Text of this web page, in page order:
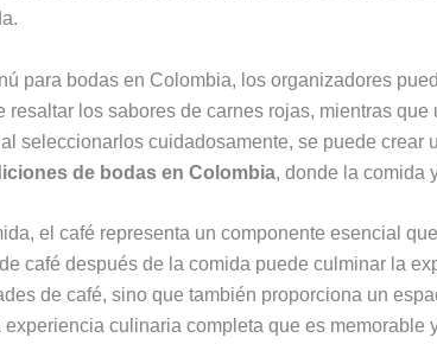
para bodas en Colombia, los organizadores
resaltar los sabores de carnes rojas, mientras
seleccionarlos cuidadosamente, se puede
de bodas en Colombia, donde la comida
el café representa un componente esencial
café después de la comida puede culminar la
de café, sino que también proporciona un
experiencia culinaria completa que es